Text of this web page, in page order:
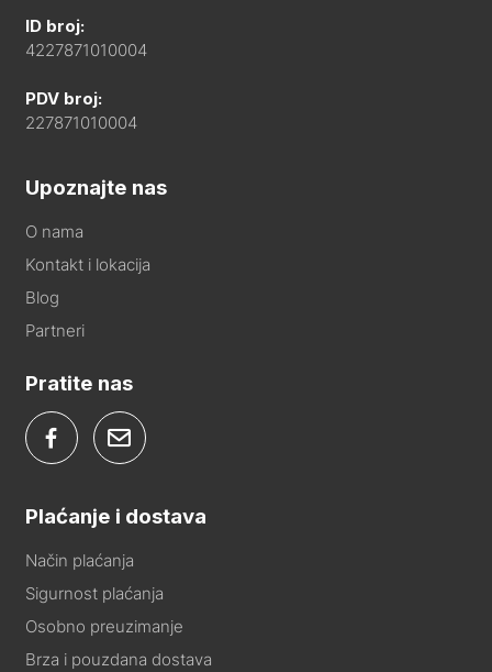
ID broj:
4227871010004
PDV broj:
227871010004
Upoznajte nas
O nama
Kontakt i lokacija
Blog
Partneri
Pratite nas
Plaćanje i dostava
Način plaćanja
Sigurnost plaćanja
Osobno preuzimanje
Brza i pouzdana dostava